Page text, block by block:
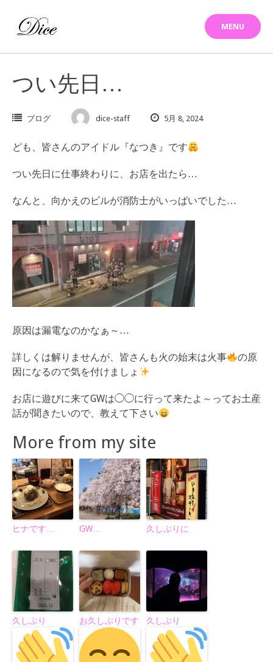
content
MENU
つい先日…
ブログ dice-staff 5月 8, 2024
ども、皆さんのアイドル『なつき』です
つい先日に仕事終わりに、お店を出たら…
なんと、向かえのビルが消防士がいっぱいでした…
原因は漏電なのかなぁ～…
詳しくは解りませんが、皆さんも火の始末は火事
の原
因になるので気を付けましょ
お店に遊びに来てGWは◯◯に行って来たよ～ってお土産
話が聞きたいので、教えて下さい
More from my site
ヒナです… GW… 久しぶりに
久しぶり お久しぶりです 久しぶり